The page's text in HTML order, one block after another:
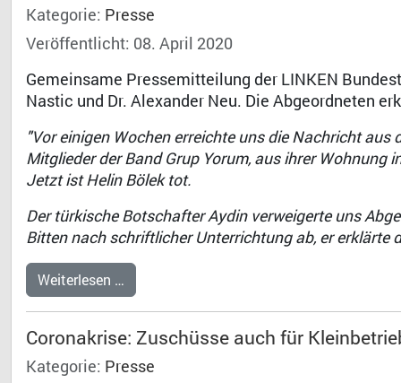
Kategorie: Presse
Veröffentlicht: 08. April 2020
Gemeinsame Pressemitteilung der LINKEN
Nastic und Dr. Alexander Neu. Die Abgeordneten
"Vor einigen Wochen erreichte uns die Nachricht aus
Mitglieder der Band Grup Yorum, aus ihrer
Jetzt ist Helin Bölek tot.
Der türkische Botschafter Aydin verweigerte uns
Bitten nach schriftlicher Unterrichtung ab, er erklärte
Weiterlesen …
Coronakrise: Zuschüsse auch für
Kategorie: Presse